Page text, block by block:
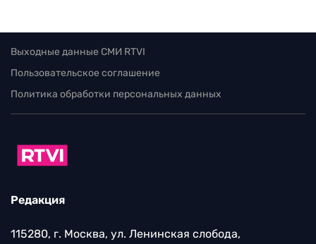
Выходные данные СМИ RTVI
Пользовательское соглашение
Политика обработки персональных данных
Редакция
115280, г. Москва, ул. Ленинская слобода,